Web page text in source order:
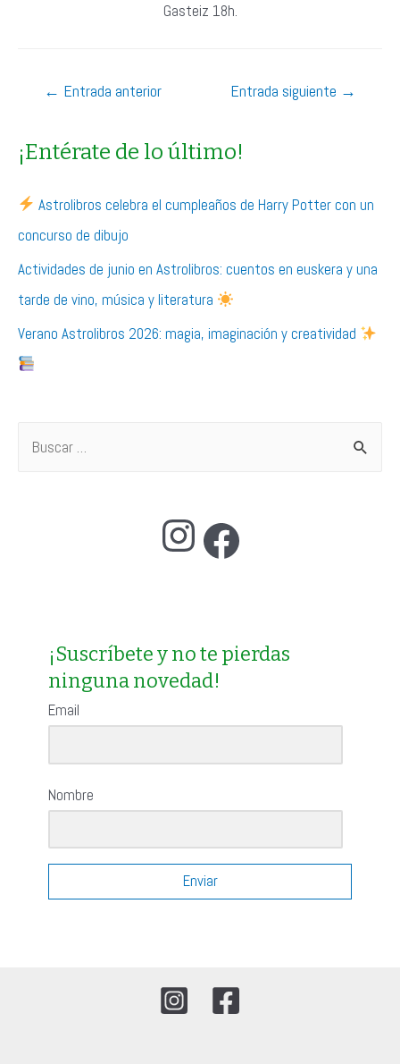
Gasteiz 18h.
Navegación
entradas
← Entrada anterior Entrada siguiente →
¡Entérate de lo último!
Astrolibros celebra el cumpleaños de Harry Potter con un
concurso de dibujo
Actividades de junio en Astrolibros: cuentos en euskera y una
tarde de vino, música y literatura
Verano Astrolibros 2026: magia, imaginación y creatividad
Instagram Facebook
¡Suscríbete y no te pierdas
ninguna novedad!
Email
Nombre
Enviar